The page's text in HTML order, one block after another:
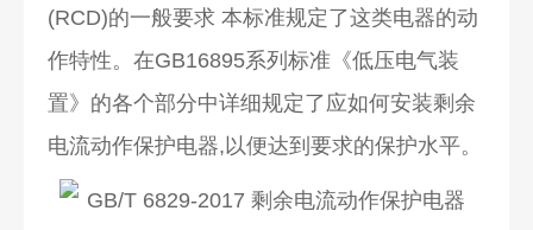
(RCD)的一般要求 本标准规定了这类电器的动
作特性。在GB16895系列标准《低压电气装
置》的各个部分中详细规定了应如何安装剩余
电流动作保护电器,以便达到要求的保护水平。